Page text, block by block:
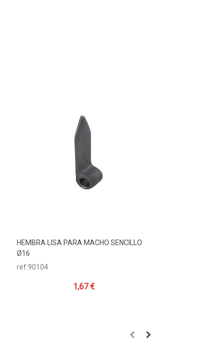
Añadir Al Carrito
HEMBRA LISA PARA MACHO SENCILLO
Ø16
ref:90104
1,67 €